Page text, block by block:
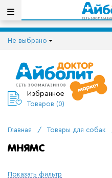
Не выбрано
Избранное
Товаров (0)
Главная / Товары для собак
МНЯМС
Показать фильтр